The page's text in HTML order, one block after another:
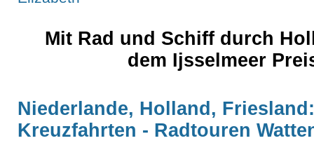
Mit Rad und Schiff durch
dem Ijsselmeer
Niederlande, Holland,
Kreuzfahrten - Radtouren